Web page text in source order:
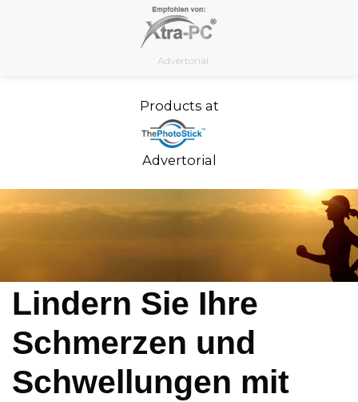
Advertorial
Products at
Advertorial
Lindern Sie Ihre
Schmerzen und
Schwellungen mit